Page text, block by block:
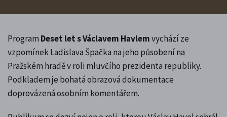
Program Deset let s Václavem Havlemvychází ze
vzpomínek Ladislava Špačka na jeho působení na
Pražském hradě v roli mluvčího prezidenta republiky.
Podkladem je bohatá obrazová dokumentace
doprovázená osobním komentářem.